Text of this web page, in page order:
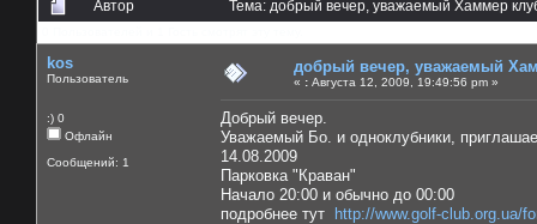
Автор
Тема: добрый вечер, уважаемый Хаммер
kos
Пользователь
:) 0
Офлайн
Сообщений: 1
добрый вечер, уважаемый
« : Августа 12, 2009, 19:49:56 pm »
Добрый вечер.
Уважаемый Бо. и одноклубники,
14.08.2009
Парковка "Краван"
Начало 20:00 и обычно до 00:00
подробнее тут http://www.golf-club.org.ua/